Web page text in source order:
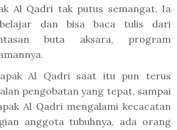
Al Qadri tak putus semangat, Ia
dan bisa baca tulis dari
buta aksara, program
Al Qadri saat itu pun terus
pengobatan yang tepat, sampai
Al Qadri mengalami kecacatan
anggota tubuhnya, ada orang